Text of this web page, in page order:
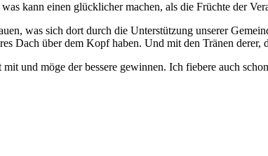
kann einen glücklicher machen, als die Früchte der
was sich dort durch die Unterstützung unserer
Dach über dem Kopf haben. Und mit den Tränen
und möge der bessere gewinnen. Ich fiebere auch